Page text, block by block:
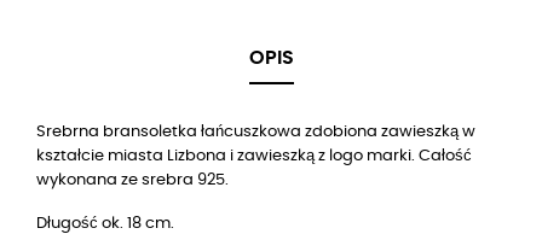
OPIS
Srebrna bransoletka łańcuszkowa zdobiona zawieszką w
kształcie miasta Lizbona i zawieszką z logo marki. Całość
wykonana ze srebra 925.
Długość ok. 18 cm.